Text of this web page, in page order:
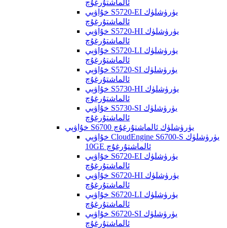
ئالماشتۇرغۇچ
خۇاۋېي S5720-EI يۈرۈشلۈك
ئالماشتۇرغۇچ
خۇاۋېي S5720-HI يۈرۈشلۈك
ئالماشتۇرغۇچ
خۇاۋېي S5720-LI يۈرۈشلۈك
ئالماشتۇرغۇچ
خۇاۋېي S5720-SI يۈرۈشلۈك
ئالماشتۇرغۇچ
خۇاۋېي S5730-HI يۈرۈشلۈك
ئالماشتۇرغۇچ
خۇاۋېي S5730-SI يۈرۈشلۈك
ئالماشتۇرغۇچ
خۇاۋېي S6700 يۈرۈشلۈك ئالماشتۇرغۇچ
خۇاۋېي CloudEngine S6700-S يۈرۈشلۈك
10GE ئالماشتۇرغۇچ
خۇاۋېي S6720-EI يۈرۈشلۈك
ئالماشتۇرغۇچ
خۇاۋېي S6720-HI يۈرۈشلۈك
ئالماشتۇرغۇچ
خۇاۋېي S6720-LI يۈرۈشلۈك
ئالماشتۇرغۇچ
خۇاۋېي S6720-SI يۈرۈشلۈك
ئالماشتۇرغۇچ